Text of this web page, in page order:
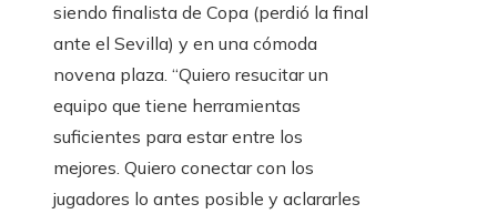
siendo finalista de Copa (perdió la final
ante el Sevilla) y en una cómoda
novena plaza. “Quiero resucitar un
equipo que tiene herramientas
suficientes para estar entre los
mejores. Quiero conectar con los
jugadores lo antes posible y aclararles